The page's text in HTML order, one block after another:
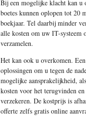
Bij een mogelijke klacht kan u
boetes kunnen oplopen tot 20
boekjaar. Tel daarbij minder
alle kosten om uw IT-systeem
verzamelen.
Het kan ook u overkomen.
oplossingen om u tegen de
mogelijke aansprakelijkheid,
kosten voor het terugvinden
verzekeren. De kostprijs is
offerte zelfs gratis online